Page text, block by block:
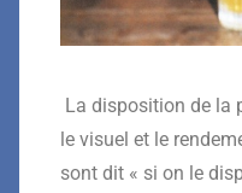
La disposition de la
le visuel et le
sont dit « si on le